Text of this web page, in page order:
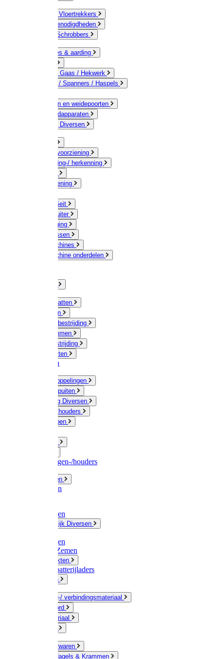
Bezems & Vloertrekkers
Schildersbenodigdheden
Borstels / Schrobbers
Accessoires & aarding
Geleiders / Gaas / Hekwerk
Verbinders / Spanners / Haspels
Doorgangen en weidepoorten
Schrikdraadapparaten
Afrastering Diversen
Drinkwatervoorziening
Veemarkering-/ herkenning
Voervoorziening
Schaap / Geit
Paard & Ruiter
Veeverzorging
Scheermessen
Scheermachines
Scheermachine onderdelen
Muizen / Ratten
Drukspuiten
Ongediertebestrijding
Mollenklemmen
Onkruidbestrijding
Vliegenkasten
Meststoffen
Messing koppelingen
Gieters / Spuiten
Besproeiing Diversen
Slangen & houders
Waterpompen
Slangenwagen-/houders
Olie / Vetten
Chemicalien
Plasticzakken
Huishoudelijk Diversen
Zaksluitingen
Sponzen / Zemen
Zeepprodukten
Batterij & batterijladers
Zaklampen
Verpakking-/ verbindingsmateriaal
Touw / Koord
Afdekmateriaal
Kleine ijzerwaren
Spijkers, Nagels & Krammen